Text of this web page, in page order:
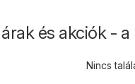
és akciók -
Nincs